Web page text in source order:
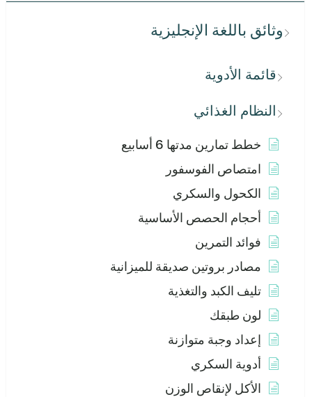
وثائق باللغة الإنجليزية
قائمة الأدوية
النظام الغذائي
خطط تمارين مدتها 6 أسابيع
امتصاص الفوسفور
الكحول والسكري
أحجام الحصص الأساسية
فوائد التمرين
مصادر بروتين صديقة للميزانية
تليف الكبد والتغذية
لون طبقك
إعداد وجبة متوازنة
أدوية السكري
الأكل لإنقاص الوزن